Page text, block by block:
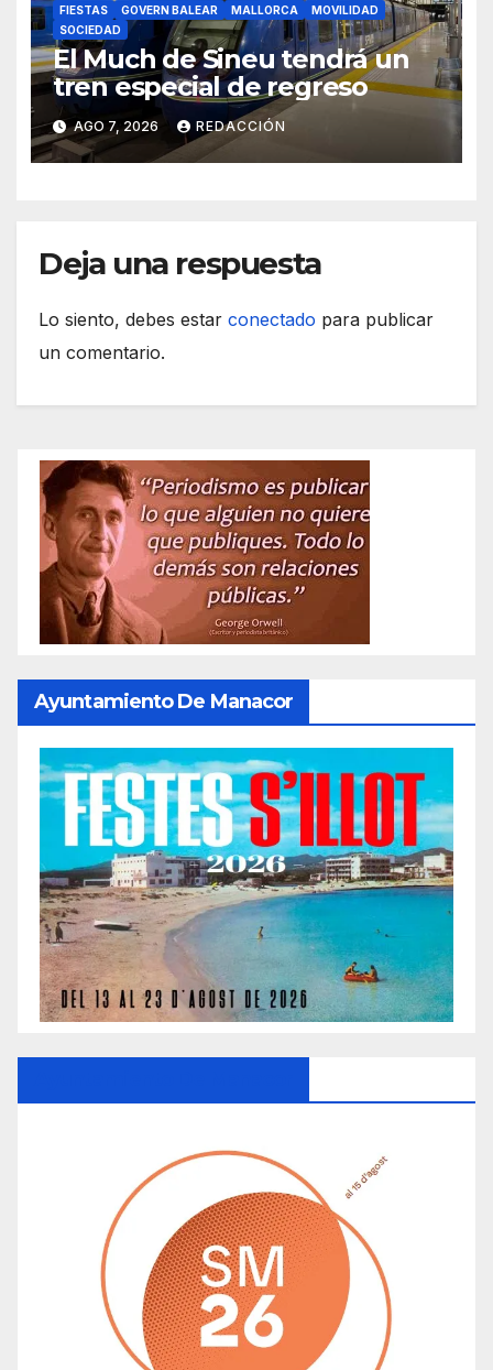
FIESTAS GOVERN BALEAR MALLORCA
MOVILIDAD
SOCIEDAD
El Much de Sineu tendrá un
tren especial de regreso
AGO 7, 2026 REDACCIÓN
Deja una respuesta
Lo siento, debes estar conectado para publicar
un comentario.
Ayuntamiento De Manacor